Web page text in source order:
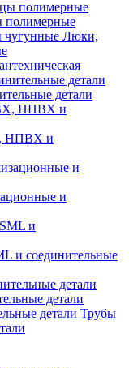
полимерные
Люки,
детали
НПВХ и
и
и соединительные
детали
Трубы